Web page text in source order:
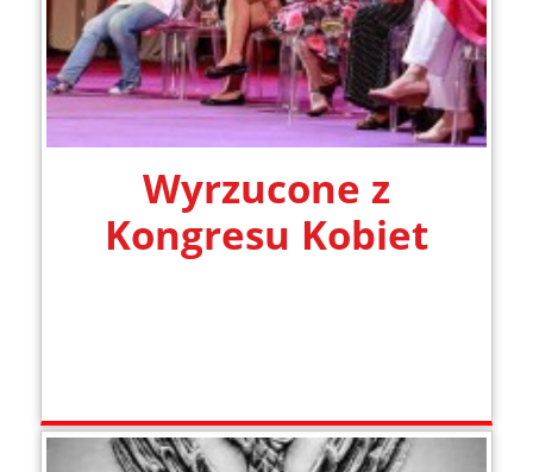
Wyrzucone z
Kongresu Kobiet